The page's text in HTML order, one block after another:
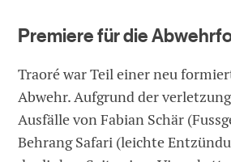
Premiere für die
Traoré war Teil einer neu
Abwehr. Aufgrund der
Ausfälle von Fabian Schär
Behrang Safari (leichte